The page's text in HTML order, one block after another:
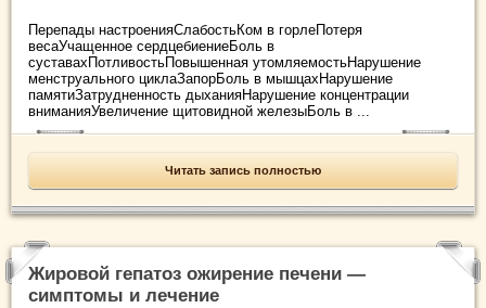
Перепады настроенияСлабостьКом в горлеПотеря
весаУчащенное сердцебиениеБоль в
суставахПотливостьПовышенная утомляемостьНарушение
менструального циклаЗапорБоль в мышцахНарушение
памятиЗатрудненность дыханияНарушение концентрации
вниманияУвеличение щитовидной железыБоль в ...
Читать запись полностью
Жировой гепатоз ожирение печени —
симптомы и лечение